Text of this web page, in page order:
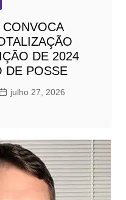
DE 2024
DE POSSE
julho 27, 2026